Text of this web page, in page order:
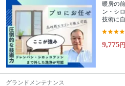
暖房の
ン・シ
技術に
9,775円
グランドメンテナンス